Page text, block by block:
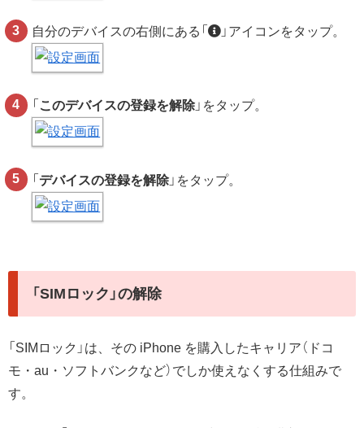
自分のデバイスの右側にある「 」アイコンをタップ。
「 このデバイスの登録を解除」をタップ。
「 デバイスの登録を解除」をタップ。
「SIMロック」の解除
「SIMロック」は、その iPhone を購入したキャリア（ドコ
モ・au・ソフトバンクなど）でしか使えなくする仕組みで
す。